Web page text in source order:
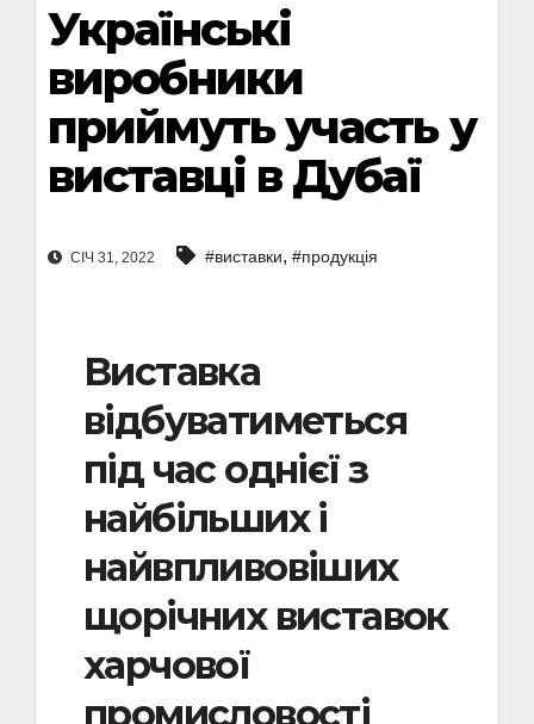
Українські
виробники
приймуть участь у
виставці в Дубаї
СІЧ 31, 2022 #виставки, #продукція
Виставка
відбуватиметься
під час однієї з
найбільших і
найвпливовіших
щорічних виставок
харчової
промисловості